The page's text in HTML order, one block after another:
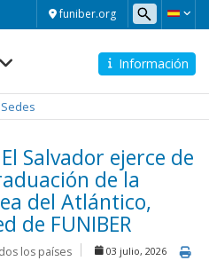
funiber.org
Información
Sedes
Salvador ejerce de
de la
del Atlántico,
de FUNIBER
los países 03 julio, 2026